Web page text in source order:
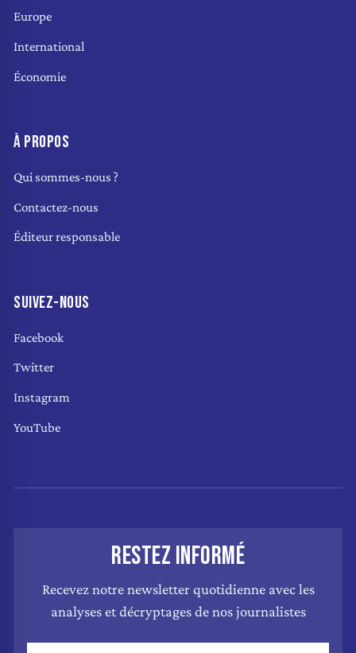
Europe
International
Économie
À PROPOS
Qui sommes-nous ?
Contactez-nous
Éditeur responsable
SUIVEZ-NOUS
Facebook
Twitter
Instagram
YouTube
RESTEZ INFORMÉ
Recevez notre newsletter quotidienne avec les
analyses et décryptages de nos journalistes